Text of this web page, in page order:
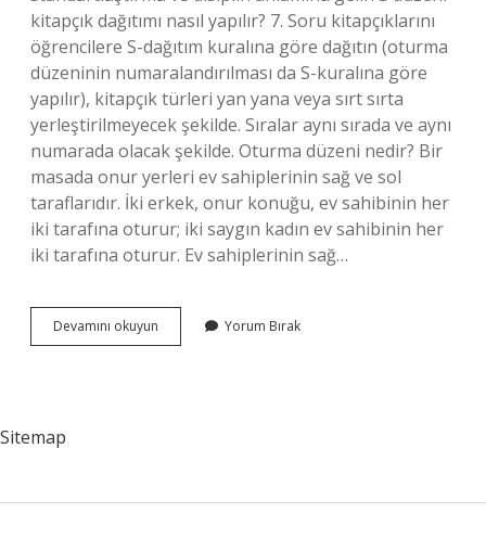
kitapçık dağıtımı nasıl yapılır? 7. Soru kitapçıklarını
öğrencilere S-dağıtım kuralına göre dağıtın (oturma
düzeninin numaralandırılması da S-kuralına göre
yapılır), kitapçık türleri yan yana veya sırt sırta
yerleştirilmeyecek şekilde. Sıralar aynı sırada ve aynı
numarada olacak şekilde. Oturma düzeni nedir? Bir
masada onur yerleri ev sahiplerinin sağ ve sol
taraflarıdır. İki erkek, onur konuğu, ev sahibinin her
iki tarafına oturur; iki saygın kadın ev sahibinin her
iki tarafına oturur. Ev sahiplerinin sağ…
Devamını okuyun
Oturma
Yorum Bırak
Sitemap